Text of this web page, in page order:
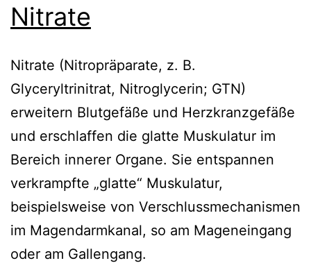
Nitrate
Nitrate (Nitropräparate, z. B.
Glyceryltrinitrat, Nitroglycerin; GTN)
erweitern Blutgefäße und Herzkranzgefäße
und erschlaffen die glatte Muskulatur im
Bereich innerer Organe. Sie entspannen
verkrampfte „glatte“ Muskulatur,
beispielsweise von Verschlussmechanismen
im Magendarmkanal, so am Mageneingang
oder am Gallengang.